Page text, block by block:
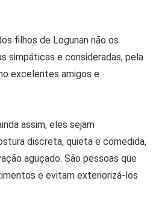
filhos de Logunan não os
simpáticas e consideradas, pela
excelentes amigos e
assim, eles sejam
discreta, quieta e comedida,
aguçado. São pessoas que
e evitam exteriorizá-los